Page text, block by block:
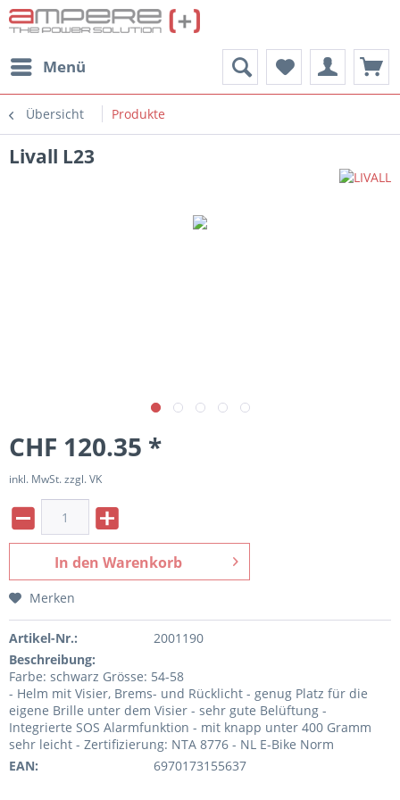
Menü
Übersicht Produkte
Livall L23
CHF 120.35 *
inkl. MwSt. zzgl. VK
In den Warenkorb
Merken
Artikel-Nr.:
2001190
Beschreibung:
Farbe: schwarz Grösse: 54-58
- Helm mit Visier, Brems- und Rücklicht - genug Platz für die
eigene Brille unter dem Visier - sehr gute Belüftung -
Integrierte SOS Alarmfunktion - mit knapp unter 400 Gramm
sehr leicht - Zertifizierung: NTA 8776 - NL E-Bike Norm
EAN:
6970173155637